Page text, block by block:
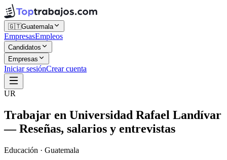
🇬🇹Guatemala
EmpresasEmpleos
Candidatos
Empresas
Iniciar sesiónCrear cuenta
UR
Trabajar en Universidad Rafael Landívar
— Reseñas, salarios y entrevistas
Educación · Guatemala